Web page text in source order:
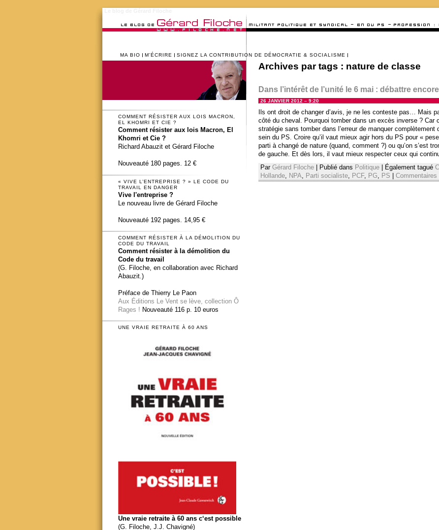
MA BIO M’ÉCRIRE SIGNEZ LA CONTRIBUTION DE DÉMOCRATIE & SOCIALISME
Archives par tags : nature de classe
Dans l’intérêt de l’unité le 6 mai : débattre
26 JANVIER 2012 – 9:20
Ils ont droit de changer d’avis, je ne les conteste pas… Mais
côté du cheval. Pourquoi tomber dans un excès inverse ? Car
stratégie sans tomber dans l’erreur de manquer complètement
sein du PS. Croire qu’il vaut mieux agir hors du PS pour «
parti à changé de nature (quand, comment ?) ou qu’on s’est
de gauche. Et dès lors, il vaut mieux respecter ceux qui
Par Gérard Filoche Publié dans Politique Également tagué
Hollande, NPA Parti socialiste, PCF, PG PS Commentaires
COMMENT RÉSISTER AUX LOIS MACRON,
EL KHOMRI ET CIE ?
Comment résister aux lois Macron, El
Khomri et Cie ?
Richard Abauzit et Gérard Filoche
Nouveauté 180 pages. 12 €
« VIVE L’ENTREPRISE ? » LE CODE DU
TRAVAIL EN DANGER
Vive l'entreprise ?
Le nouveau livre de Gérard Filoche
Nouveauté 192 pages. 14,95 €
COMMENT RÉSISTER À LA DÉMOLITION DU
CODE DU TRAVAIL
Comment résister à la démolition du
Code du travail
(G. Filoche, en collaboration avec Richard
Abauzit.)
Préface de Thierry Le Paon
Aux Éditions Le Vent se lève, collection Ô
Rages ! Nouveauté 116 p. 10 euros
UNE VRAIE RETRAITE À 60 ANS
Une vraie retraite à 60 ans c‘est possible
(G. Filoche, J.J. Chavigné)